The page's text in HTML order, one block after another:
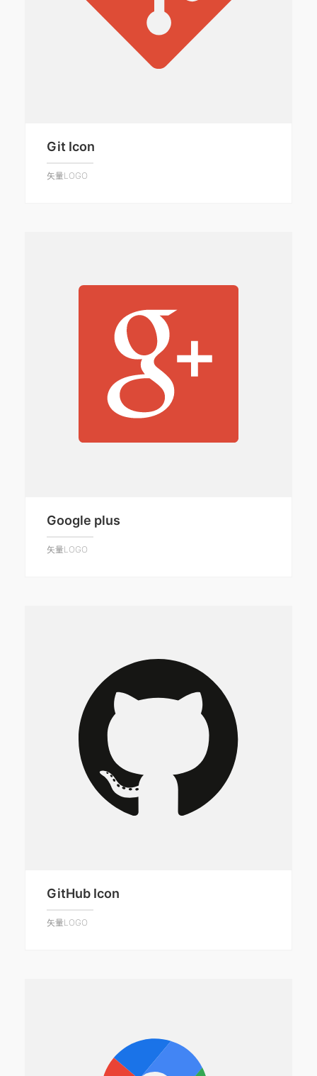
Git Icon
矢量LOGO
Google plus
矢量LOGO
GitHub Icon
矢量LOGO